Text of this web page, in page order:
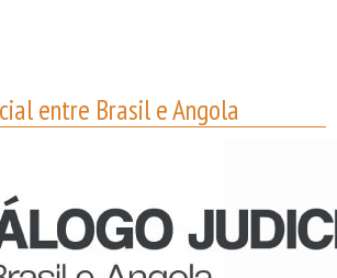
entre Brasil e Angola